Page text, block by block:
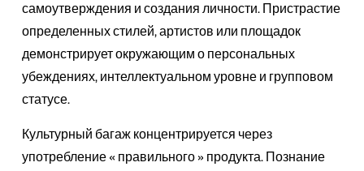
самоутверждения и создания личности. Пристрастие
определенных стилей, артистов или площадок
демонстрирует окружающим о персональных
убеждениях, интеллектуальном уровне и групповом
статусе.
Культурный багаж концентрируется через
употребление « правильного » продукта. Познание